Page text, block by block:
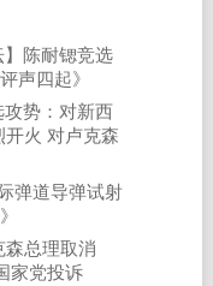
】陈耐锶竞选
声四起》
势：对新西
火 对卢克森
弹道导弹试射
》
森总理取消
家党投诉